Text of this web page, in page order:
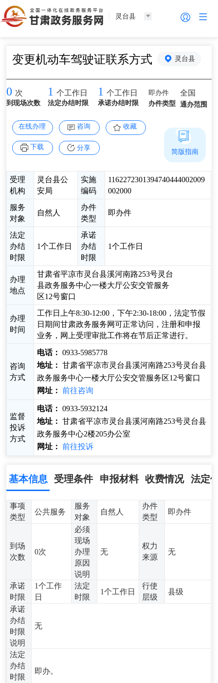
灵台县
变更机动车驾驶证联系方式 灵台县
0 次
到现场次数
1 个工作日
法定办结时限
1 个工作日
承诺办结时限
即办件
办件类型
全国
通办范围
在线办理 咨询 收藏
下载 分享
受理
机构
灵台县公
安局
实施
编码
1162272301394740444002009
002000
服务
对象
自然人
办件
类型
即办件
法定
办结
时限
1个工作日
承诺
办结
时限
1个工作日
办理
地点
甘肃省平凉市灵台县溪河南路253号灵台
县政务服务中心一楼大厅公安交管服务
区12号窗口
办理
时间
工作日上午8:30-12:00，下午2:30-18:00，法定节假
日期间甘肃政务服务网可正常访问，注册和申报
业务，网上受理审批工作将在节后正常进行。
咨询
方式
电话： 0933-5985778
地址： 甘肃省平凉市灵台县溪河南路253号灵台县
政务服务中心一楼大厅公安交管服务区12号窗口
网址： 前往咨询
监督
投诉
方式
电话： 0933-5932124
地址： 甘肃省平凉市灵台县溪河南路253号灵台县
政务服务中心2楼205办公室
网址： 前往投诉
简版指南
基本信息 受理条件 申报材料 收费情况 法定
事项
类型
公共服务
服务
对象
自然人
办件
类型
即办件
到场
次数
0次
必须
现场
办理
原因
说明
无
权力
来源
无
承诺
时限
1个工作
日
法定
时限
1个工作日
行使
层级
县级
承诺
办结
时限
说明
无
法定
办结
时限
即办。